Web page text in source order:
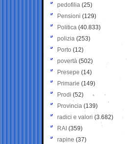
pedofilia (25)
Pensioni (129)
Politica (40.833)
polizia (253)
Porto (12)
povertà (502)
Presepe (14)
Primarie (149)
Prodi (52)
Provincia (139)
radici e valori (3.682)
RAI (359)
rapine (37)